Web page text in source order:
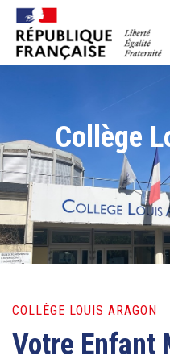
Collège
COLLÈGE LOUIS ARAGON
Votre Enfant